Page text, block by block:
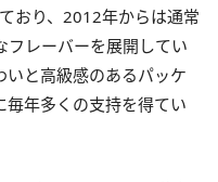
おり、2012年からは通常
フレーバーを展開してい
いと高級感のあるパッケ
毎年多くの支持を得てい